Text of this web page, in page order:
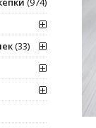
(33)